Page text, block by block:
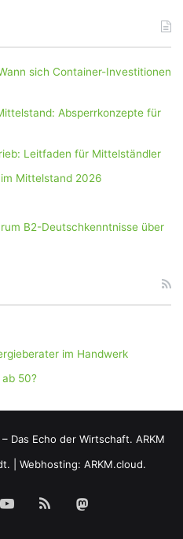
sich Container-Investitionen
Absperrkonzepte für
Leitfaden für Mittelständler
Mittelstand 2026
B2-Deutschkenntnisse über
im Handwerk
50?
Das Echo der Wirtschaft. ARKM
Webhosting: ARKM.cloud.
YouTubeRSS